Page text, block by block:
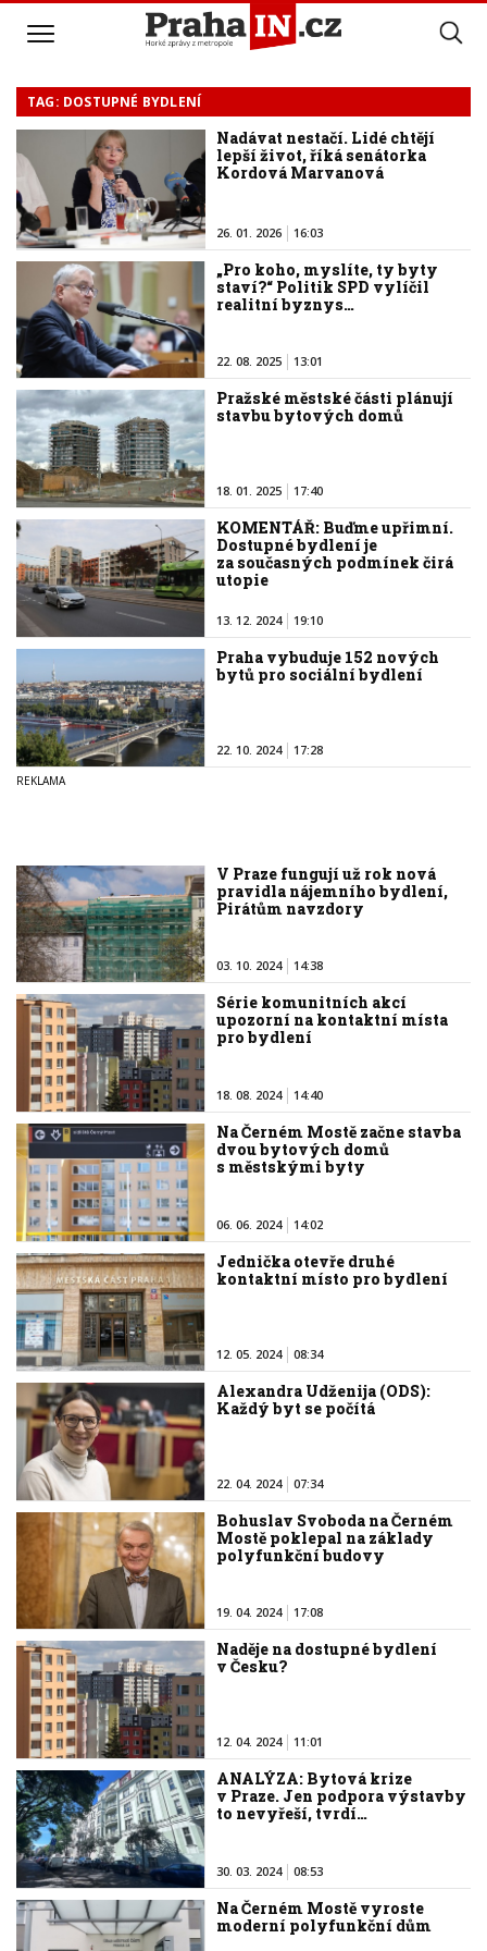
TAG: DOSTUPNÉ BYDLENÍ
Nadávat nestačí. Lidé chtějí
lepší život, říká senátorka
Kordová Marvanová
26. 01. 2026 16:03
„Pro koho, myslíte, ty byty
staví?“ Politik SPD vylíčil
realitní byznys…
22. 08. 2025 13:01
Pražské městské části plánují
stavbu bytových domů
18. 01. 2025 17:40
KOMENTÁŘ: Buďme upřimní.
Dostupné bydlení je
za současných podmínek čirá
utopie
13. 12. 2024 19:10
Praha vybuduje 152 nových
bytů pro sociální bydlení
22. 10. 2024 17:28
V Praze fungují už rok nová
pravidla nájemního bydlení,
Pirátům navzdory
03. 10. 2024 14:38
Série komunitních akcí
upozorní na kontaktní místa
pro bydlení
18. 08. 2024 14:40
Na Černém Mostě začne stavba
dvou bytových domů
s městskými byty
06. 06. 2024 14:02
Jednička otevře druhé
kontaktní místo pro bydlení
12. 05. 2024 08:34
Alexandra Udženija (ODS):
Každý byt se počítá
22. 04. 2024 07:34
Bohuslav Svoboda na Černém
Mostě poklepal na základy
polyfunkční budovy
19. 04. 2024 17:08
Naděje na dostupné bydlení
v Česku?
12. 04. 2024 11:01
ANALÝZA: Bytová krize
v Praze. Jen podpora výstavby
to nevyřeší, tvrdí…
30. 03. 2024 08:53
Na Černém Mostě vyroste
moderní polyfunkční dům